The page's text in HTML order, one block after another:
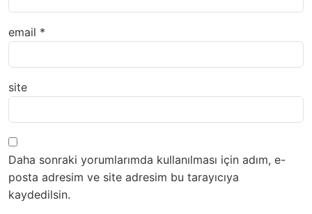
email *
site
Daha sonraki yorumlarımda kullanılması için adım, e-
posta adresim ve site adresim bu tarayıcıya
kaydedilsin.